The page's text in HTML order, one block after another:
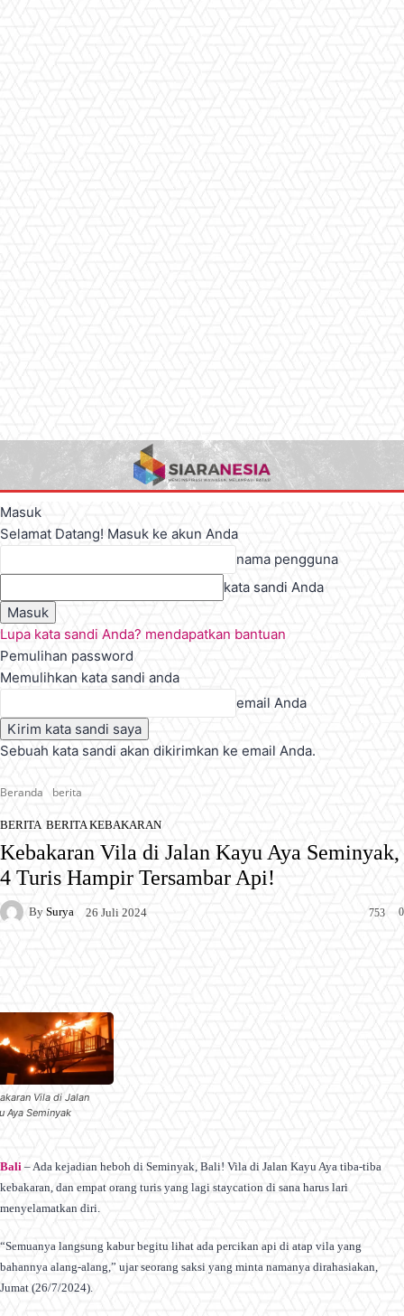
Masuk
Selamat Datang! Masuk ke akun Anda
nama pengguna
kata sandi Anda
Lupa kata sandi Anda? mendapatkan bantuan
Pemulihan password
Memulihkan kata sandi anda
email Anda
Sebuah kata sandi akan dikirimkan ke email Anda.
Beranda berita
BERITA BERITA KEBAKARAN
Kebakaran Vila di Jalan Kayu Aya Seminyak,
4 Turis Hampir Tersambar Api!
By Surya 26 Juli 2024 0
753
Vila di Jalan
Aya Seminyak
Bali – Ada kejadian heboh di Seminyak, Bali! Vila di Jalan Kayu Aya tiba-tiba
kebakaran, dan empat orang turis yang lagi staycation di sana harus lari
menyelamatkan diri.
“Semuanya langsung kabur begitu lihat ada percikan api di atap vila yang
bahannya alang-alang,” ujar seorang saksi yang minta namanya dirahasiakan,
Jumat (26/7/2024).